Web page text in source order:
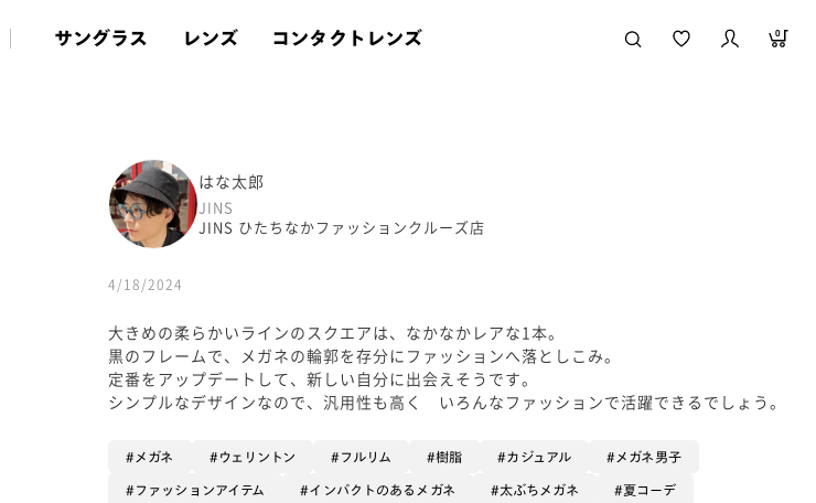
サングラス レンズ コンタクトレンズ 0
はな太郎
JINS
JINS ひたちなかファッションクルーズ店
4/18/2024
大きめの柔らかいラインのスクエアは、なかなかレアな1本。
黒のフレームで、メガネの輪郭を存分にファッションへ落としこみ。
定番をアップデートして、新しい自分に出会えそうです。
シンプルなデザインなので、汎用性も高く いろんなファッションで活躍できるでしょう。
メガネ ウェリントン フルリム 樹脂 カジュアル メガネ男子
ファッションアイテム インパクトのあるメガネ 太ぶちメガネ 夏コーデ